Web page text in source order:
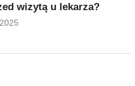
wizytą u lekarza?